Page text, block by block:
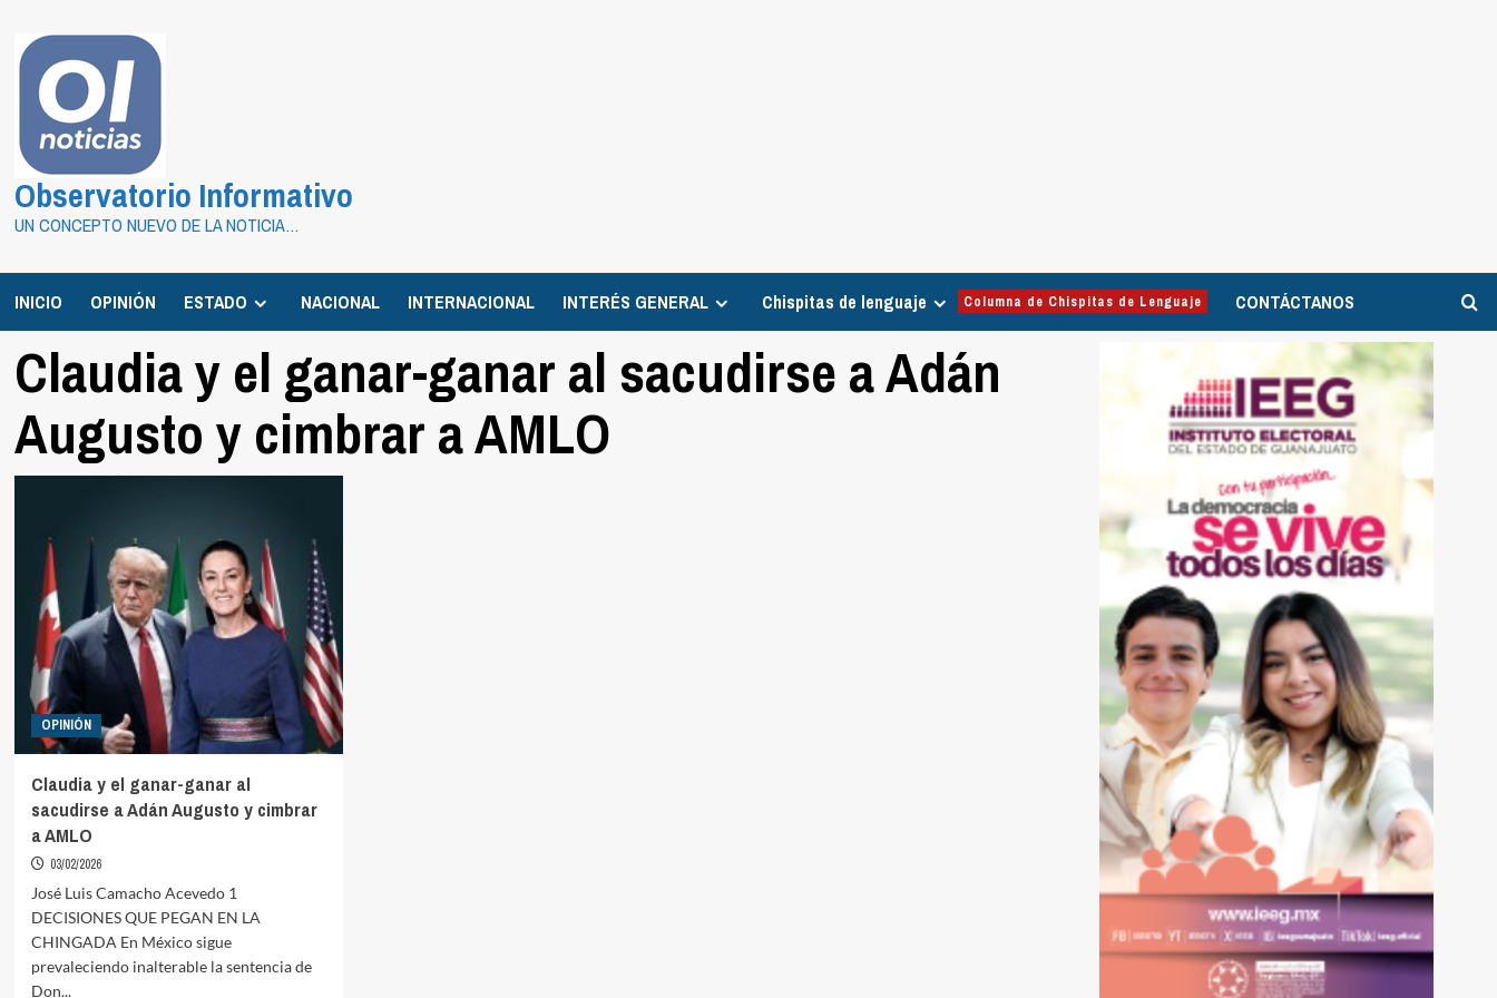
contenido
Observatorio Informativo
UN CONCEPTO NUEVO DE LA NOTICIA…
INICIO OPINIÓN ESTADO NACIONAL INTERNACIONAL INTERÉS GENERAL Chispitas de lenguaje Columna de Chispitas de Lenguaje CONTÁCTANOS
Claudia y el ganar-ganar al sacudirse a Adán
Augusto y cimbrar a AMLO
OPINIÓN
Claudia y el ganar-ganar al
sacudirse a Adán Augusto y cimbrar
a AMLO
03/02/2026
José Luis Camacho Acevedo 1
DECISIONES QUE PEGAN EN LA
CHINGADA En México sigue
prevaleciendo inalterable la sentencia de
Don...